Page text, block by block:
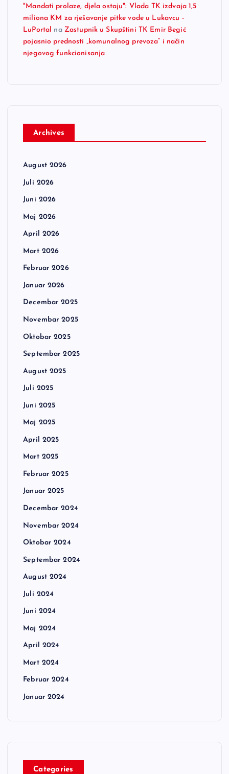
"Mandati prolaze, djela ostaju": Vlada TK izdvaja 1,5
miliona KM za rješavanje pitke vode u Lukavcu -
LuPortal na Zastupnik u Skupštini TK Emir Begić
pojasnio prednosti „komunalnog prevoza“ i način
njegovog funkcionisanja
Archives
August 2026
Juli 2026
Juni 2026
Maj 2026
April 2026
Mart 2026
Februar 2026
Januar 2026
Decembar 2025
Novembar 2025
Oktobar 2025
Septembar 2025
August 2025
Juli 2025
Juni 2025
Maj 2025
April 2025
Mart 2025
Februar 2025
Januar 2025
Decembar 2024
Novembar 2024
Oktobar 2024
Septembar 2024
August 2024
Juli 2024
Juni 2024
Maj 2024
April 2024
Mart 2024
Februar 2024
Januar 2024
Categories